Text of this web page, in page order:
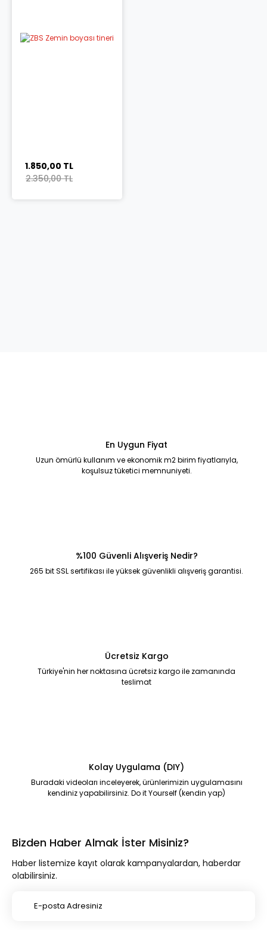
1.850,00 TL
2.350,00 TL
En Uygun Fiyat
Uzun ömürlü kullanım ve ekonomik m2 birim fiyatlarıyla,
koşulsuz tüketici memnuniyeti.
%100 Güvenli Alışveriş Nedir?
265 bit SSL sertifikası ile yüksek güvenlikli alışveriş garantisi.
Ücretsiz Kargo
Türkiye'nin her noktasına ücretsiz kargo ile zamanında
teslimat
Kolay Uygulama (DIY)
Buradaki videoları inceleyerek, ürünlerimizin uygulamasını
kendiniz yapabilirsiniz. Do it Yourself (kendin yap)
Bizden Haber Almak İster Misiniz?
Haber listemize kayıt olarak kampanyalardan, haberdar
olabilirsiniz.